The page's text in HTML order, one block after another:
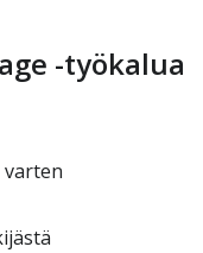
-työkalua